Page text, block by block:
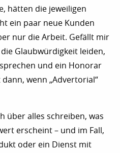
hätten die jeweiligen
ein paar neue Kunden
nur die Arbeit. Gefällt mir
Glaubwürdigkeit leiden,
und ein Honorar
wenn „Advertorial“
über alles schreiben, was
erscheint – und im Fall,
oder ein Dienst mit